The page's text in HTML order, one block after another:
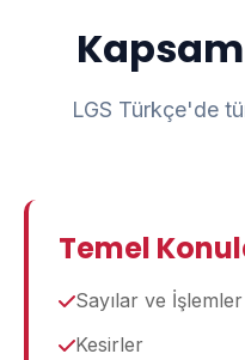
LGS Türkçe'de
Temel
Sayılar ve İşlemler
Kesirler